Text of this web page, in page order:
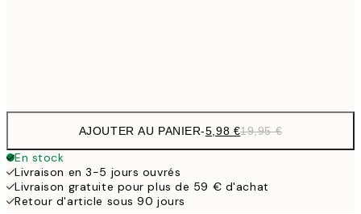
AJOUTER AU PANIER-5,98 €19,95 €
En stock
Livraison en 3-5 jours ouvrés
Livraison gratuite pour plus de 59 € d'achat
Retour d'article sous 90 jours